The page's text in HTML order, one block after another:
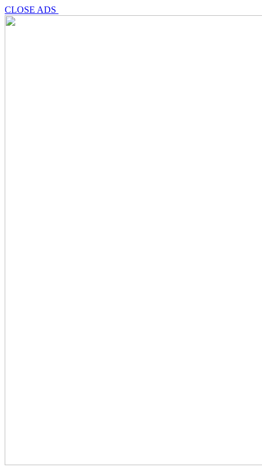
CLOSE ADS